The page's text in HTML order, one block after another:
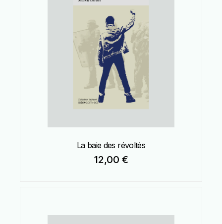
La baie des révoltés
12,00 €